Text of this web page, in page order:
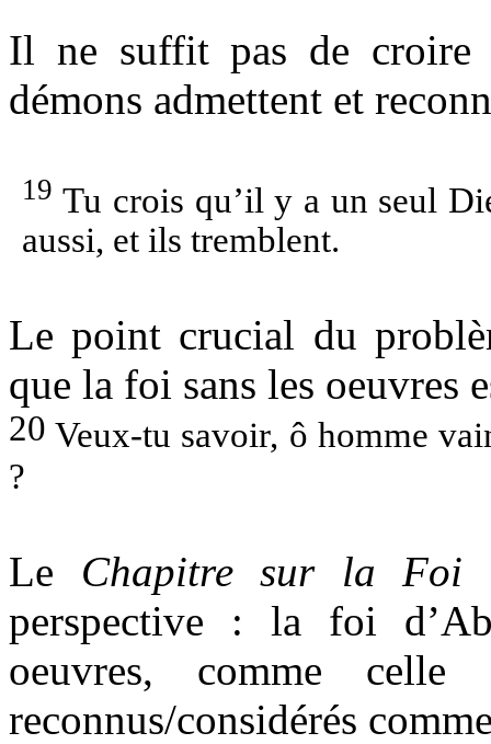
Il ne suffit pas de croire
démons admettent et
19 Tu crois qu’il y a un seul
aussi, et ils tremblent.
Le point crucial du
que la foi sans les oeuvres
20 Veux-tu savoir, ô homme
?
Le Chapitre sur la Foi
perspective : la foi
oeuvres, comme
reconnus/considérés